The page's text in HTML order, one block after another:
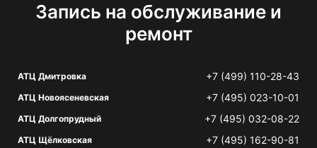
Запись на обслуживание и
ремонт
АТЦ Дмитровка +7 (499) 110-28-43
АТЦ Новоясеневская +7 (495) 023-10-01
АТЦ Долгопрудный +7 (495) 032-08-22
АТЦ Щёлковская +7 (495) 162-90-81